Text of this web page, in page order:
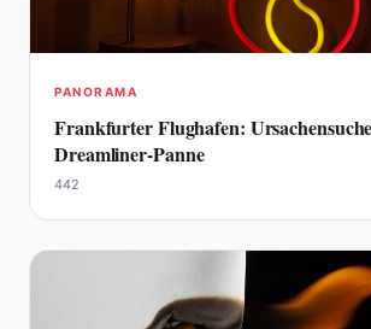
PANORAMA
Frankfurter Flughafen:
Dreamliner-Panne
442